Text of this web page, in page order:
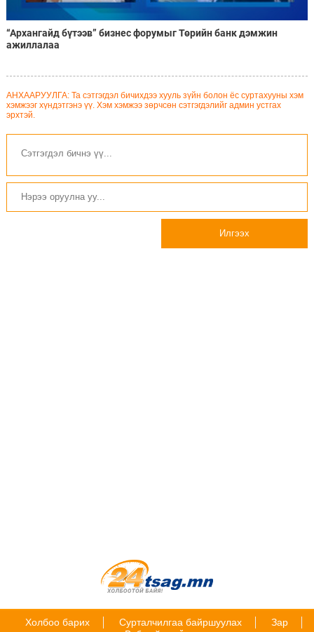
“Архангайд бүтээв” бизнес форумыг Төрийн банк дэмжин
ажиллалаа
АНХААРУУЛГА: Та сэтгэгдэл бичихдээ хууль зүйн болон ёс суртахууны хэм
хэмжээг хүндэтгэнэ үү. Хэм хэмжээ зөрчсөн сэтгэгдэлийг админ устгах
эрхтэй.
Илгээх
Холбоо барих Сурталчилгаа байршуулах
Зар